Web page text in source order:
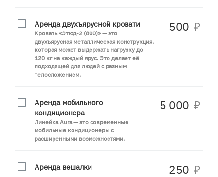
Аренда двухъярусной кровати
Кровать «Этюд-2 (800)» — это
двухъярусная металлическая конструкция,
которая может выдержать нагрузку до
120 кг на каждый ярус. Это делает её
подходящей для людей с разным
телосложением.
500 ₽
Аренда мобильного
кондиционера
Линейка Aura — это современные
мобильные кондиционеры с
расширенными возможностями.
5 000 ₽
Аренда вешалки 250 ₽